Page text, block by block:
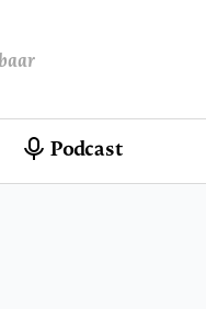
Podcast